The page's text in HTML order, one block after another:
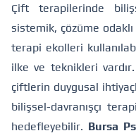
Çift terapilerinde
sistemik, çözüme
terapi ekolleri
ilke ve teknikleri
çiftlerin duygusal
bilişsel-davranışçı
hedefleyebilir. Bursa